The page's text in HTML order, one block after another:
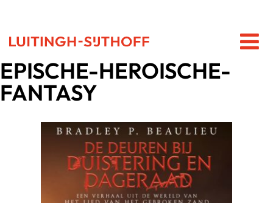
EPISCHE-HEROISCHE-
FANTASY